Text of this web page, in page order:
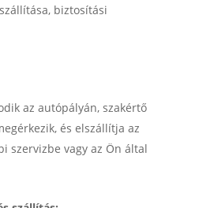
biztosítási
az autópályán, szakértő
és elszállítja az
szervizbe vagy az Ön által